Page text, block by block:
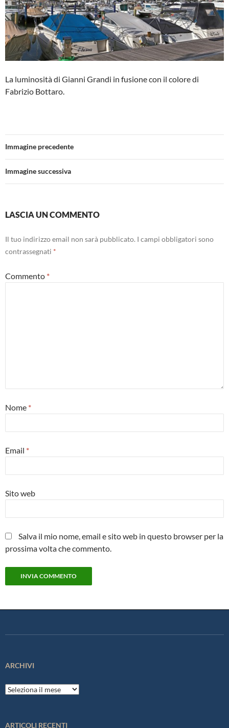
La luminosità di Gianni Grandi in fusione con il colore di
Fabrizio Bottaro.
Immagine precedente
Immagine successiva
LASCIA UN COMMENTO
Il tuo indirizzo email non sarà pubblicato. I campi obbligatori sono
contrassegnati *
Commento *
Nome *
Email *
Sito web
Salva il mio nome, email e sito web in questo browser per la
prossima volta che commento.
ARCHIVI
Archivi
ARTICOLI RECENTI